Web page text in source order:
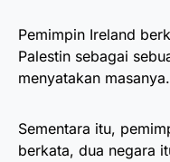
Pemimpin Ireland
Palestin sebagai
menyatakan masanya.
Sementara itu,
berkata, dua negara